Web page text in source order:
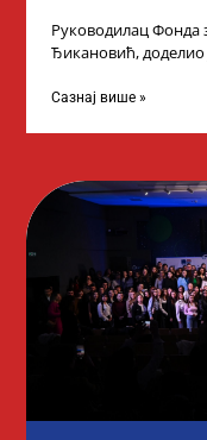
Руководилац Фонда
Ђикановић, доделио
Сазнај више »